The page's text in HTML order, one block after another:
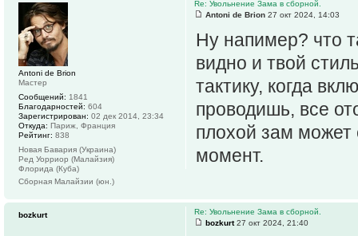
Re: Увольнение Зама в сборной.
Antoni de Brion 27 окт 2024, 14:03
Ну напимер? что
видно и твой
тактику, когда
проводишь, все
плохой зам может
момент.
Antoni de Brion
Мастер
Сообщений: 1841
Благодарностей: 604
Зарегистрирован: 02 дек 2014, 23:34
Откуда: Париж, Франция
Рейтинг: 838
Новая Бавария (Украина)
Ред Уорриор (Малайзия)
Флорида (Куба)
Сборная Малайзии (юн.)
Re: Увольнение Зама в сборной.
bozkurt27 окт 2024, 21:40
bozkurt